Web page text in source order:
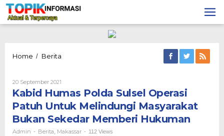
Lewati
konten
Home / Berita
Operasi
Patuh
Untuk
Melindungi
20 September 2021
Kabid Humas Polda Sulsel Operasi
Patuh Untuk Melindungi Masyarakat
Bukan Sekedar Memberi Hukuman
Admin - Berita Makassar - 112 Views